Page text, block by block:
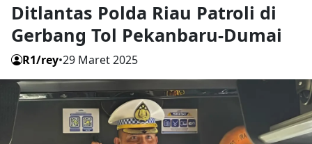
Ditlantas Polda Riau Patroli di
Gerbang Tol Pekanbaru-Dumai
R1/rey•29 Maret 2025